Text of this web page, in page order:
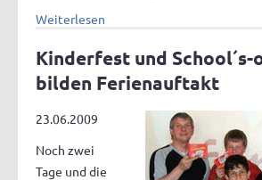
Weiterlesen
Kinderfest und
bilden Ferienauftakt
23.06.2009
Noch zwei
Tage und die